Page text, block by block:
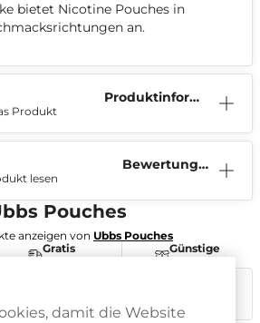
bietet Nicotine Pouches in
an.
Produktinform
Produkt
Bewertunge
lesen
Pouches
anzeigen von Ubbs Pouches
Gratis
Versand
Günstige
Preise
damit die Website